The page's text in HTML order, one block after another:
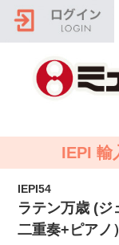
IEPI 輸
IEPI54
ラテン万歳 (ジ
二重奏+ピアノ